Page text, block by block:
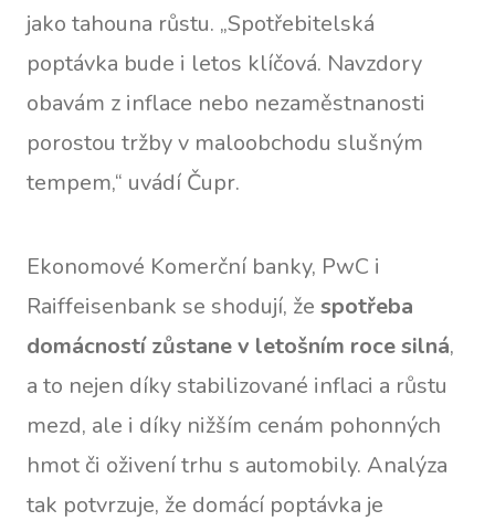
jako tahouna růstu. „Spotřebitelská
poptávka bude i letos klíčová. Navzdory
obavám z inflace nebo nezaměstnanosti
porostou tržby v maloobchodu slušným
tempem,“ uvádí Čupr.
Ekonomové Komerční banky, PwC i
Raiffeisenbank se shodují, že spotřeba
domácností zůstane v letošním roce silná,
a to nejen díky stabilizované inflaci a růstu
mezd, ale i díky nižším cenám pohonných
hmot či oživení trhu s automobily. Analýza
tak potvrzuje, že domácí poptávka je